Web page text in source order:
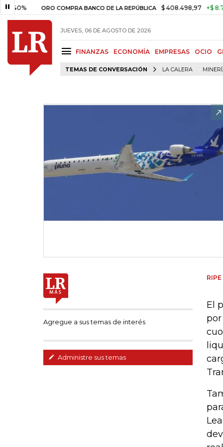
ORO COMPRA BANCO DE LA REPÚBLICA $ 408.498,97 +$ 8.753,81
JUEVES, 06 DE AGOSTO DE 2026
FINANZAS ECONOMÍA EMPRESAS OCIO
TEMAS DE CONVERSACIÓN LA CALERA
Agregue a sus temas de interés
Administre sus temas
RIPE
El